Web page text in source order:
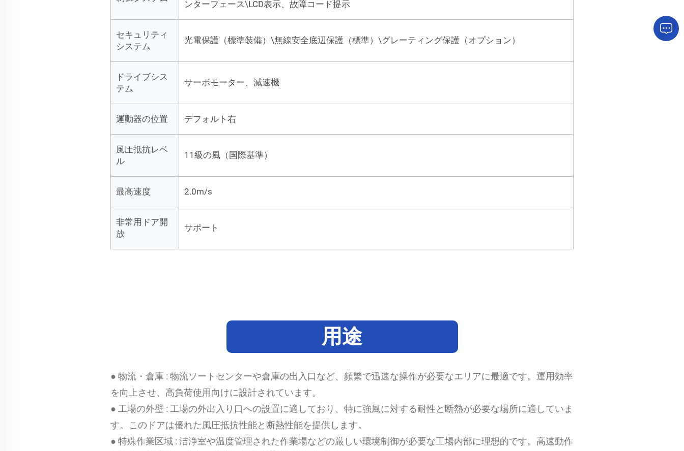
ンターフェース\LCD表示、故障コード提示
セキュリティ
システム
光電保護（標準装備）\無線安全底辺保護（標準）\グレーティング保護（オプション）
ドライブシス
テム
サーボモーター、減速機
運動器の位置 デフォルト右
風圧抵抗レベ
ル
11級の風（国際基準）
最高速度 2.0m/s
非常用ドア開
放
サポート
用途
● 物流・倉庫 : 物流ソートセンターや倉庫の出入口など、頻繁で迅速な操作が必要なエリアに最適です。運用効率
を向上させ、高負荷使用向けに設計されています。
● 工場の外壁 : 工場の外出入り口への設置に適しており、特に強風に対する耐性と断熱が必要な場所に適していま
す。このドアは優れた風圧抵抗性能と断熱性能を提供します。
● 特殊作業区域 : 洁浄室や温度管理された作業場などの厳しい環境制御が必要な工場内部に理想的です。高速動作